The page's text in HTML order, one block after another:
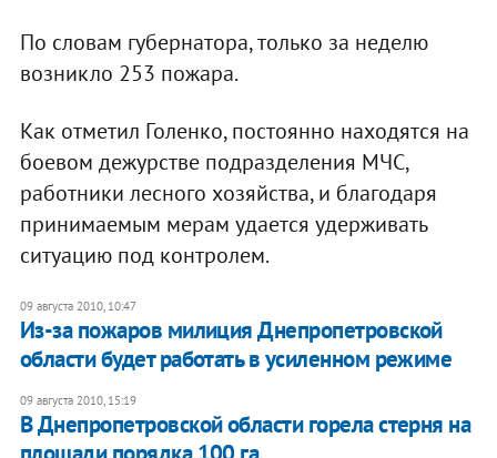
По словам губернатора, только за неделю
возникло 253 пожара.
Как отметил Голенко, постоянно находятся на
боевом дежурстве подразделения МЧС,
работники лесного хозяйства, и благодаря
принимаемым мерам удается удерживать
ситуацию под контролем.
09 августа 2010, 10:47
Из-за пожаров милиция Днепропетровской
области будет работать в усиленном режиме
09 августа 2010, 15:19
В Днепропетровской области горела стерня на